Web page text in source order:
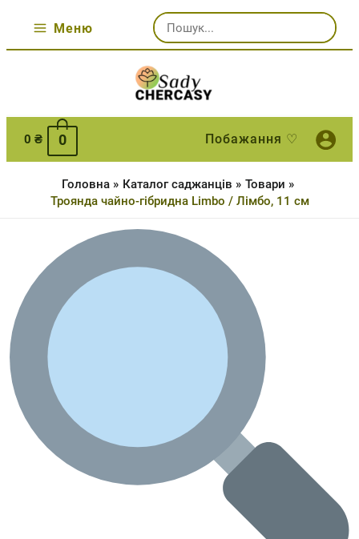
Меню
Шукати:
0 ₴ 0 Побажання ♡
Головна Каталог саджанців
Товари
Троянда чайно-гібридна Limbo / Лімбо, 11 см